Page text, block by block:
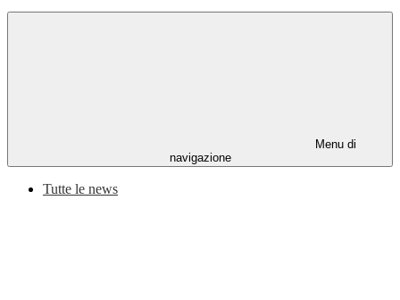
Menu di
navigazione
Tutte le news